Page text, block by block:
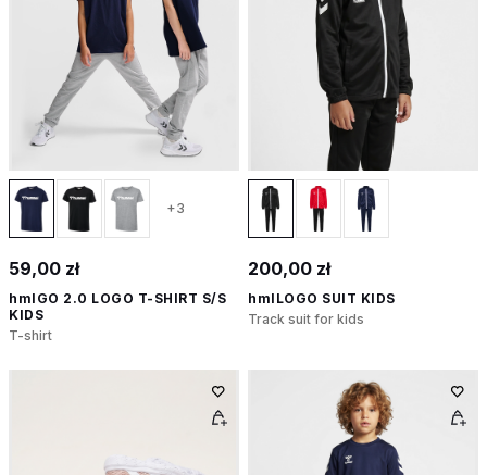
+3
59,00 zł
hmlGO 2.0 LOGO T-SHIRT S/S
KIDS
T-shirt
200,00 zł
hmlLOGO SUIT KIDS
Track suit for kids